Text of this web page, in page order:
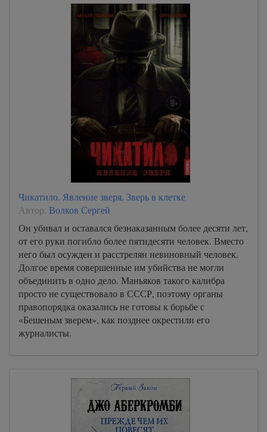
Чикатило. Явление зверя. Зверь в клетке
Автор: Волков Сергей
Он убивал и оставался безнаказанным более десяти лет,
от его руки погибло более пятидесяти человек. Вместо
него был осужден и расстрелян невиновный человек.
Долгое время совершенные им убийства не могли
объединить в одно дело. Маньяков такого калибра
просто не существовало в СССР, поэтому органы
правопорядка оказались не готовы к борьбе с
«Бешеным зверем», как позднее окрестили его
журналисты.